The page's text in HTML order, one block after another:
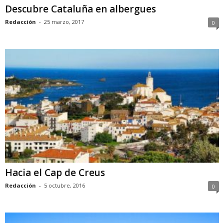
Descubre Cataluña en albergues
Redacción - 25 marzo, 2017 0
Hacia el Cap de Creus
Redacción - 5 octubre, 2016 0